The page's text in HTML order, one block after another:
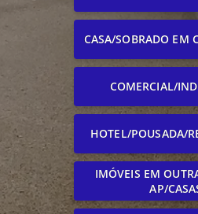
CASA/SOBRADO EM
COMERCIAL/
HOTEL/POUSADA/
IMÓVEIS EM
AP/